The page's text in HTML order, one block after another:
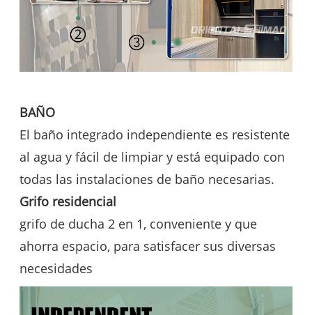
BAÑO
El baño integrado independiente es resistente
al agua y fácil de limpiar y está equipado con
todas las instalaciones de baño necesarias.
Grifo residencial
grifo de ducha 2 en 1, conveniente y que
ahorra espacio, para satisfacer sus diversas
necesidades